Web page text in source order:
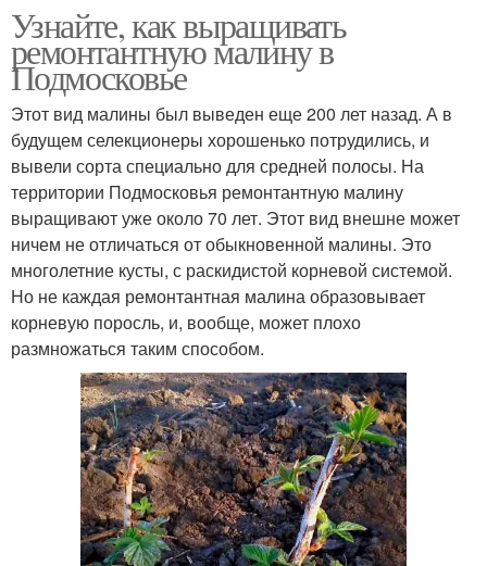
Узнайте, как выращивать
ремонтантную малину в
Подмосковье
Этот вид малины был выведен еще 200 лет назад. А в
будущем селекционеры хорошенько потрудились, и
вывели сорта специально для средней полосы. На
территории Подмосковья ремонтантную малину
выращивают уже около 70 лет. Этот вид внешне может
ничем не отличаться от обыкновенной малины. Это
многолетние кусты, с раскидистой корневой системой.
Но не каждая ремонтантная малина образовывает
корневую поросль, и, вообще, может плохо
размножаться таким способом.